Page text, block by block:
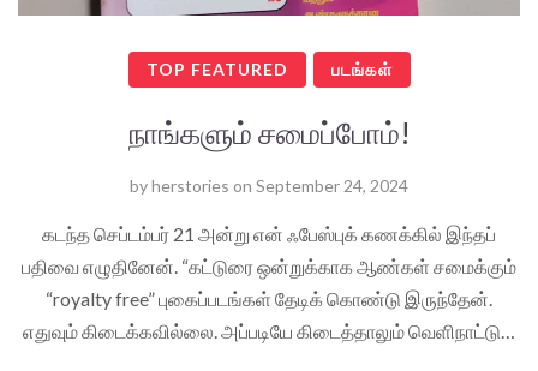
TOP FEATURED படங்கள்
நாங்களும் சமைப்போம்!
byherstories on September 24, 2024
கடந்த செப்டம்பர் 21 அன்று என் ஃபேஸ்புக் கணக்கில் இந்தப்
பதிவை எழுதினேன். “கட்டுரை ஒன்றுக்காக ஆண்கள் சமைக்கும்
“royalty free” புகைப்படங்கள் தேடிக் கொண்டு இருந்தேன்.
எதுவும் கிடைக்கவில்லை. அப்படியே கிடைத்தாலும் வெளிநாட்டு…